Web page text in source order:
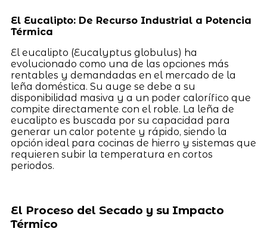
El Eucalipto: De Recurso Industrial a Potencia
Térmica
El eucalipto (Eucalyptus globulus) ha
evolucionado como una de las opciones más
rentables y demandadas en el mercado de la
leña doméstica. Su auge se debe a su
disponibilidad masiva y a un poder calorífico que
compite directamente con el roble. La leña de
eucalipto es buscada por su capacidad para
generar un calor potente y rápido, siendo la
opción ideal para cocinas de hierro y sistemas que
requieren subir la temperatura en cortos
periodos.
El Proceso del Secado y su Impacto
Térmico